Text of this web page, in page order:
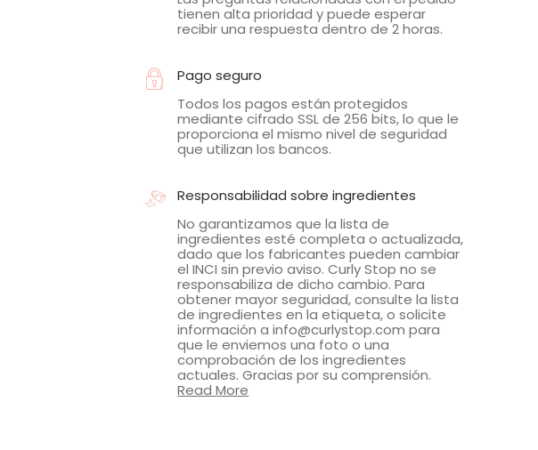
tienen alta prioridad y puede esperar
recibir una respuesta dentro de 2 horas.
Pago seguro
Todos los pagos están protegidos
mediante cifrado SSL de 256 bits, lo que le
proporciona el mismo nivel de seguridad
que utilizan los bancos.
Responsabilidad sobre ingredientes
No garantizamos que la lista de
ingredientes esté completa o actualizada,
dado que los fabricantes pueden cambiar
el INCI sin previo aviso. Curly Stop no se
responsabiliza de dicho cambio. Para
obtener mayor seguridad, consulte la lista
de ingredientes en la etiqueta, o solicite
información a info@curlystop.com para
que le enviemos una foto o una
comprobación de los ingredientes
actuales. Gracias por su comprensión.
Read More